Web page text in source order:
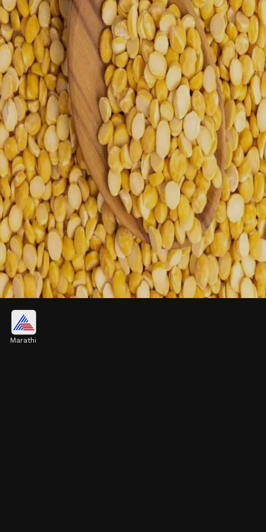
चणा डाळीमध्ये असलेली प्रथिने, फायबर तुमचं शरीर बनवतात
Marathi